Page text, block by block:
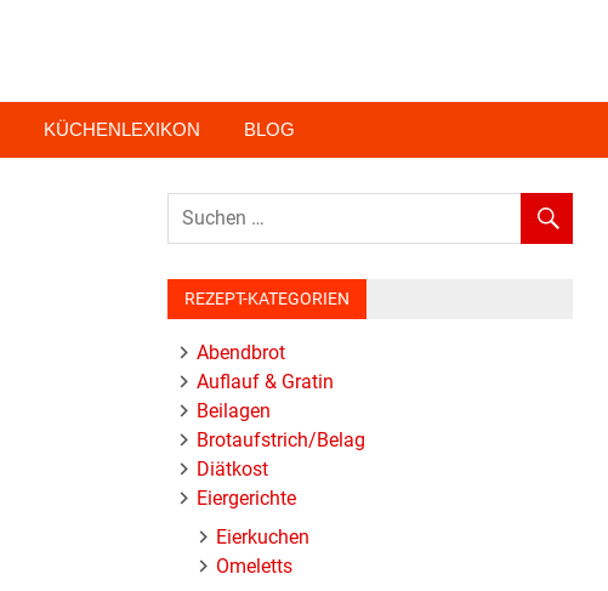
KÜCHENLEXIKON BLOG
REZEPT-KATEGORIEN
Abendbrot
Auflauf & Gratin
Beilagen
Brotaufstrich/Belag
Diätkost
Eiergerichte
Eierkuchen
Omeletts